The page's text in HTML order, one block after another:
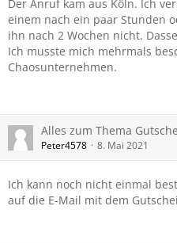
Der Anruf kam aus Köln. Ich
einem nach ein paar Stunden
ihn nach 2 Wochen nicht.
Ich musste mich mehrmals
Chaosunternehmen.
Alles zum Thema
Peter4578 8. Mai 2021
Ich kann noch nicht einmal
auf die E-Mail mit dem